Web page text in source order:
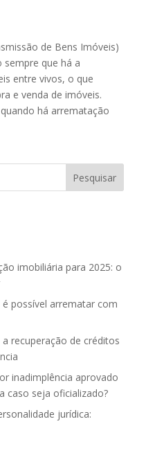
de Bens Imóveis)
que há a
entre vivos, o que
e venda de imóveis.
há arrematação
imobiliária para 2025: o
possível arrematar com
recuperação de créditos
inadimplência aprovado
caso seja oficializado?
jurídica: